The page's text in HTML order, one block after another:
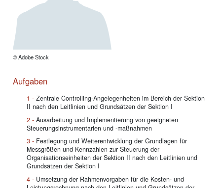
© Adobe Stock
Aufgaben
Zentrale Controlling-Angelegenheiten im Bereich der Sektion
II nach den Leitlinien und Grundsätzen der Sektion I
Ausarbeitung und Implementierung von geeigneten
Steuerungsinstrumentarien und -maßnahmen
Festlegung und Weiterentwicklung der Grundlagen für
Messgrößen und Kennzahlen zur Steuerung der
Organisationseinheiten der Sektion II nach den Leitlinien und
Grundsätzen der Sektion I
Umsetzung der Rahmenvorgaben für die Kosten- und